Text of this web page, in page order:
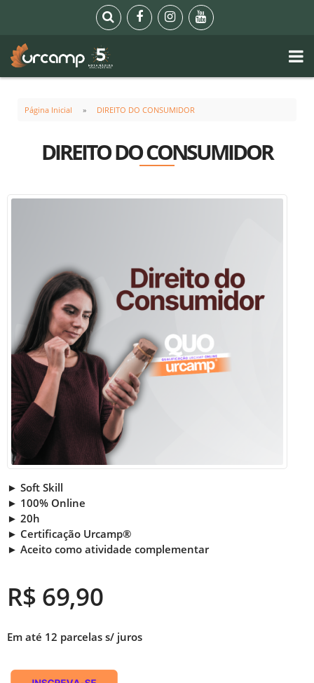
Página Inicial DIREITO DO CONSUMIDOR
DIREITO DO CONSUMIDOR
► Soft Skill
► 100% Online
► 20h
► Certificação Urcamp®
► Aceito como atividade complementar
R$ 69,90
Em até 12 parcelas s/ juros